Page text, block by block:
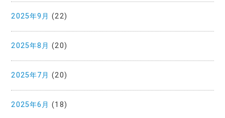
2025年9月 (22)
2025年8月 (20)
2025年7月 (20)
2025年6月 (18)